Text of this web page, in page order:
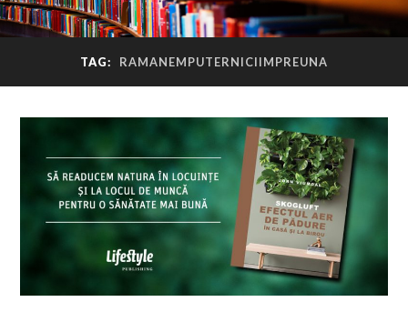
TAG: RAMANEMPUTERNICIIMPREUNA